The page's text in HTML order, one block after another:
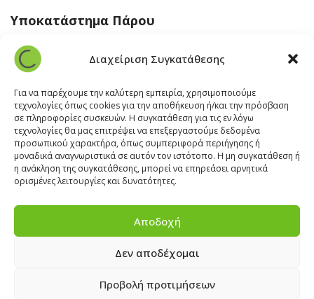
Διαχείριση Συγκατάθεσης
Για να παρέχουμε την καλύτερη εμπειρία, χρησιμοποιούμε
τεχνολογίες όπως cookies για την αποθήκευση ή/και την πρόσβαση
σε πληροφορίες συσκευών. Η συγκατάθεση για τις εν λόγω
τεχνολογίες θα μας επιτρέψει να επεξεργαστούμε δεδομένα
προσωπικού χαρακτήρα, όπως συμπεριφορά περιήγησης ή
μοναδικά αναγνωριστικά σε αυτόν τον ιστότοπο. Η μη συγκατάθεση ή
η ανάκληση της συγκατάθεσης, μπορεί να επηρεάσει αρνητικά
ορισμένες λειτουργίες και δυνατότητες.
Αποδοχή
Δεν αποδέχομαι
Προβολή προτιμήσεων
Υποκατάστημα Πάρου
Άγιος Βλάσης Αρχίλοχος, Πάρος 84400
22840 43 163
paros@cleanit.gr
Υποκατάστημα Σαντορίνης
Έξω Γωνία, Σαντορίνη847 00
22860 22322
CORNER|ΕΠΙΚΟΙΝΩΝΙΑ